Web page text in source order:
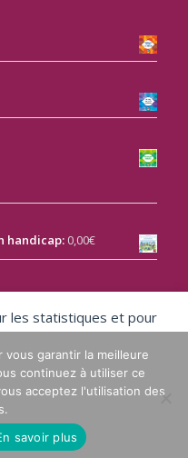
les statistiques et pour
des cookies.
handicap:0,00€
en situation de
garantir la meilleure
continuez à utiliser ce
acceptez l'utilisation des
savoir plus